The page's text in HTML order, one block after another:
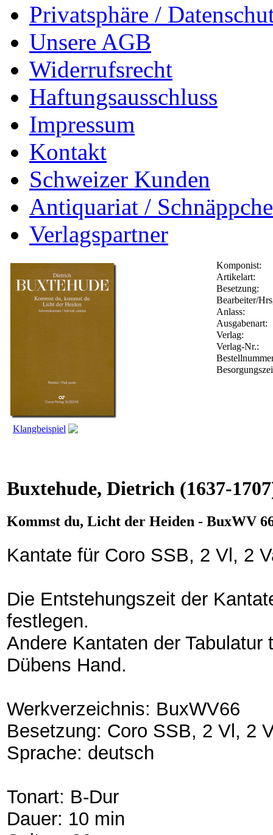
Privatsphäre /
Unsere AGB
Widerrufsrecht
Haftungsausschluss
Impressum
Kontakt
Schweizer Kunden
Antiquariat /
Verlagspartner
Klangbeispiel
Komponist:
Artikelart:
Besetzung:
Bearbeiter/
Anlass:
Ausgabenart:
Verlag:
Verlag-Nr.:
Buxtehude, Dietrich (1637-
Kommst du, Licht der Heiden - BuxWV
Kantate für Coro SSB, 2 Vl, 2
Die Entstehungszeit der
festlegen.
Andere Kantaten der
Dübens Hand.
Werkverzeichnis: BuxWV66
Besetzung: Coro SSB, 2 Vl, 2
Sprache: deutsch
Tonart: B-Dur
Dauer: 10 min